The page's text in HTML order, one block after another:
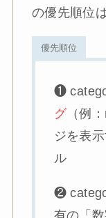
の優先順位
優先順位
❶
グ（例
ジを表
ル
❷